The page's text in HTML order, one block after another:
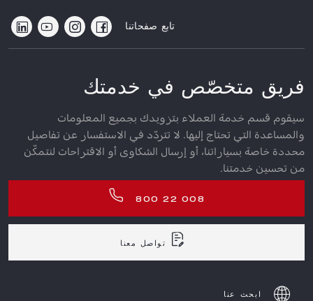
تابع صفحاتنا
فريق متخصّص في خدمتك
سيقوم قسم خدمة العملاء بتزويدك بجميع المعلومات
والمساعدة التي تحتاج إليها. لا تتردّد في الاستفسار عن تفاصيل
محددة خاصة بسياراتنا، أو إرسال الشكاوى أو الاقتراحات لنتمكّن
من تحسين خدمتنا.
800 22 008
تواصل معنا
ابحث عنا